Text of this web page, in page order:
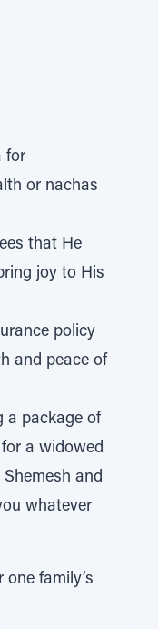
for
or nachas
that He
joy to His
policy
and peace of
a package of
a widowed
and
whatever
family’s